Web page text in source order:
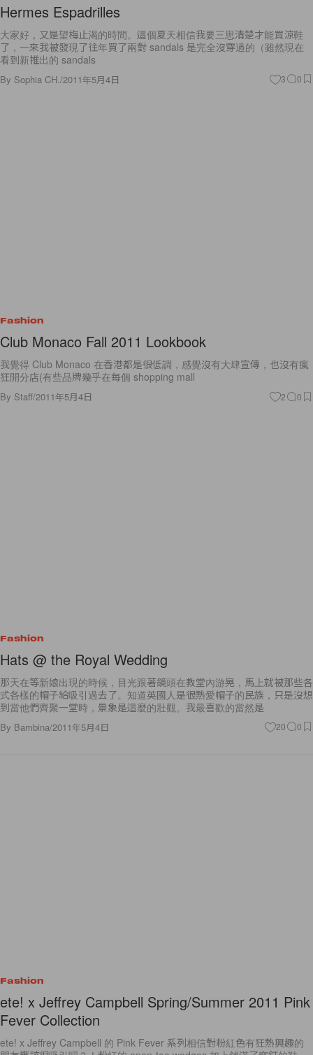
Hermes Espadrilles
大家好，又是望梅止渴的時間。這個夏天相信我要三思清楚才能買涼鞋
了，一來我被發現了往年買了兩對 sandals 是完全沒穿過的（雖然現在
看到新推出的 sandals
By Sophia CH. /2011年5月4日 3 0
Fashion
Club Monaco Fall 2011 Lookbook
我覺得 Club Monaco 在香港都是很低調，感覺沒有大肆宣傳，也沒有瘋
狂開分店(有些品牌幾乎在每個 shopping mall
By Staff/2011年5月4日 2 0
Fashion
Hats @ the Royal Wedding
那天在等新娘出現的時候，目光跟著鏡頭在教堂內游晃，馬上就被那些各
式各樣的帽子給吸引過去了。知道英國人是很熱愛帽子的民族，只是沒想
到當他們齊聚一堂時，景象是這麼的壯觀。我最喜歡的當然是
By Bambina/2011年5月4日 20 0
Fashion
ete! x Jeffrey Campbell Spring/Summer 2011 Pink
Fever Collection
ete! x Jeffrey Campbell 的 Pink Fever 系列相信對粉紅色有狂熱興趣的